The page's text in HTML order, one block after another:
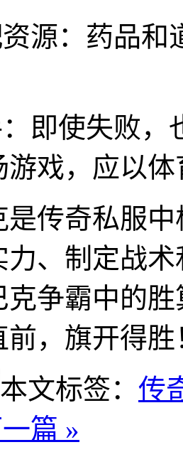
源：药品
即使失败，
游戏，应以
是传奇私服
力、制定战
克争霸中的
前，旗开得胜
本文标签： 传
篇 »